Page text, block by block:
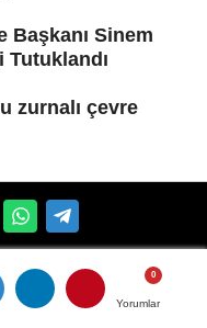
Yorumlar
Yorumlar
Başkanı Sinem
Tutuklandı
zurnalı çevre
Çerez Politikası